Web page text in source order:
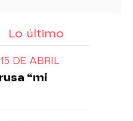
Lo último
DE ABRIL
“mi